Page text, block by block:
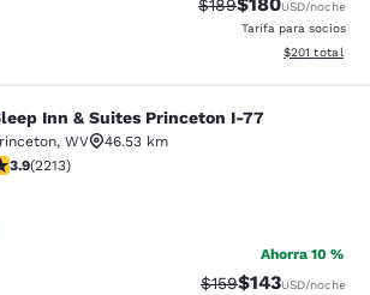
$189 USD/noche
Tarifa para socios
Ver detalles
$201 total
Suites Princeton I-77
Inn & Suites Princeton I-77
, WV
46.53 km
de 3.92 estrellas. Bueno. 2213 reseñas
3.9(2213)
Ahorra 10 %
Precio tachado:
$159Precio con
$143USD/noche